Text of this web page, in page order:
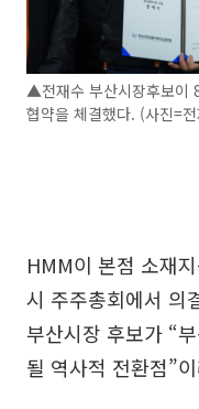
▲전재수 부산시장후보이
협약을 체결했다. (사진=
HMM이 본점 소재
시 주주총회에서 의
부산시장 후보가 “
될 역사적 전환점”